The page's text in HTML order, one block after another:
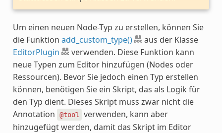
Um einen neuen Node-Typ zu erstellen, können Sie
die Funktion add_custom_type()
aus der Klasse
EditorPlugin
verwenden. Diese Funktion kann
neue Typen zum Editor hinzufügen (Nodes oder
Ressourcen). Bevor Sie jedoch einen Typ erstellen
können, benötigen Sie ein Skript, das als Logik für
den Typ dient. Dieses Skript muss zwar nicht die
Annotation @tool verwenden, kann aber
hinzugefügt werden, damit das Skript im Editor